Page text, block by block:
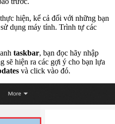
hiện, kể cả đối với những bạn
dụng máy tính. Trình tự các
taskbar, bạn đọc hãy nhập
sẽ hiện ra các gợi ý cho bạn lựa
và click vào đó.